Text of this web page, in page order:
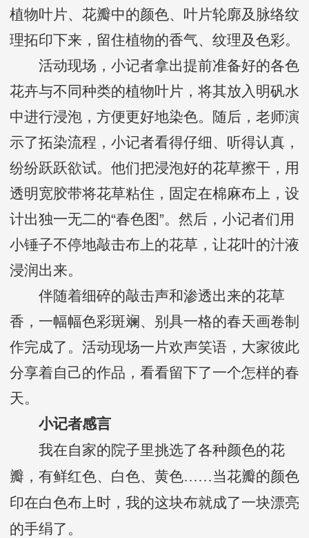
植物叶片、花瓣中的颜色、叶片轮廓及脉络纹
理拓印下来，留住植物的香气、纹理及色彩。
活动现场，小记者拿出提前准备好的各色
花卉与不同种类的植物叶片，将其放入明矾水
中进行浸泡，方便更好地染色。随后，老师演
示了拓染流程，小记者看得仔细、听得认真，
纷纷跃跃欲试。他们把浸泡好的花草擦干，用
透明宽胶带将花草粘住，固定在棉麻布上，设
计出独一无二的“春色图”。然后，小记者们用
小锤子不停地敲击布上的花草，让花叶的汁液
浸润出来。
伴随着细碎的敲击声和渗透出来的花草
香，一幅幅色彩斑斓、别具一格的春天画卷制
作完成了。活动现场一片欢声笑语，大家彼此
分享着自己的作品，看看留下了一个怎样的春
天。
小记者感言
我在自家的院子里挑选了各种颜色的花
瓣，有鲜红色、白色、黄色……当花瓣的颜色
印在白色布上时，我的这块布就成了一块漂亮
的手绢了。